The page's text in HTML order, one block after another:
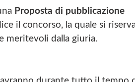
Proposta di pubblicazione
il concorso, la quale si
meritevoli dalla giuria.